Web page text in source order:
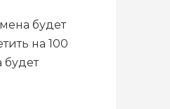
будет
на 100
будет